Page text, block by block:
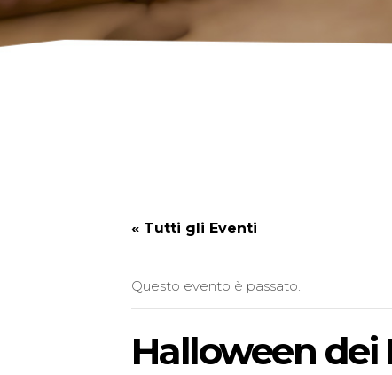
« Tutti gli Eventi
Questo evento è passato.
Halloween